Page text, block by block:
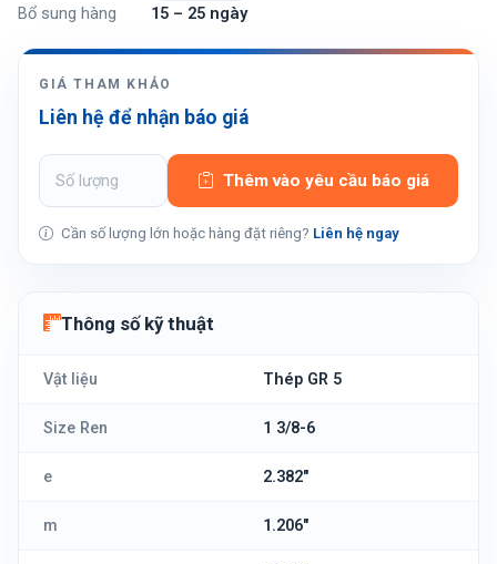
Bổ sung hàng 15 – 25 ngày
GIÁ THAM KHẢO
Liên hệ để nhận báo giá
Thêm vào yêu cầu báo giá
Cần số lượng lớn hoặc hàng đặt riêng? Liên hệ ngay
Thông số kỹ thuật
Vật liệu Thép GR 5
Size Ren 1 3/8-6
e 2.382"
m 1.206"